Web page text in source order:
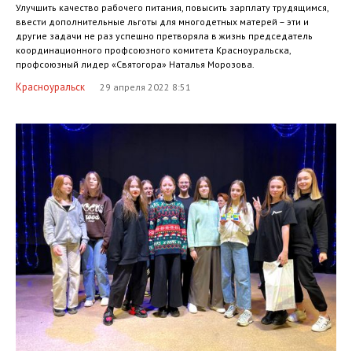
Улучшить качество рабочего питания, повысить зарплату трудящимся,
ввести дополнительные льготы для многодетных матерей – эти и
другие задачи не раз успешно претворяла в жизнь председатель
координационного профсоюзного комитета Красноуральска,
профсоюзный лидер «Святогора» Наталья Морозова.
Красноуральск 29 апреля 2022 8:51